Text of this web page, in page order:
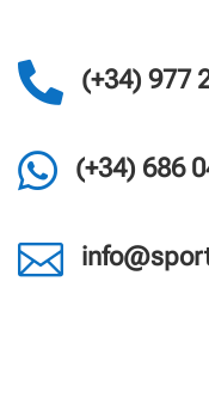
 (+34) 977
 (+34) 686
